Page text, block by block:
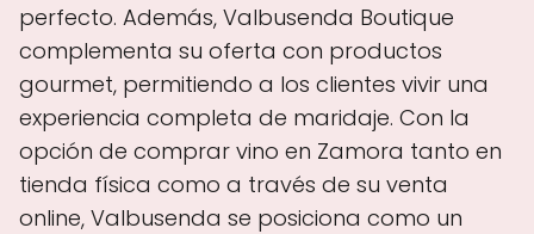
perfecto. Además, Valbusenda Boutique
complementa su oferta con productos
gourmet, permitiendo a los clientes vivir una
experiencia completa de maridaje. Con la
opción de comprar vino en Zamora tanto en
tienda física como a través de su venta
online, Valbusenda se posiciona como un